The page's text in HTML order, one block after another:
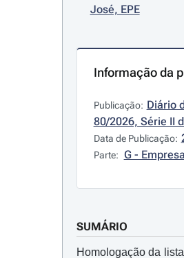
José, EPE
Informação da
Publicação: Diário
80/2026, Série II
Data de Publicação:
Parte: G -
SUMÁRIO
Homologação da